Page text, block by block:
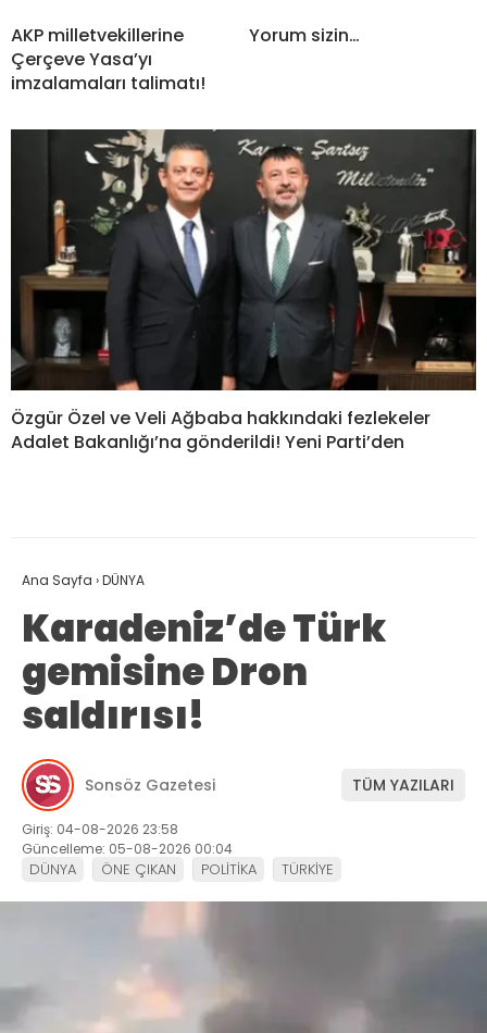
AKP milletvekillerine
Çerçeve Yasa’yı
imzalamaları talimatı!
Yorum sizin…
Özgür Özel ve Veli Ağbaba hakkındaki fezlekeler
Adalet Bakanlığı’na gönderildi! Yeni Parti’den
Ana Sayfa ›DÜNYA
Karadeniz’de Türk
gemisine Dron
saldırısı!
Sonsöz Gazetesi TÜM YAZILARI
Giriş: 04-08-2026 23:58
Güncelleme: 05-08-2026 00:04
DÜNYA ÖNE ÇIKAN POLİTİKA TÜRKİYE